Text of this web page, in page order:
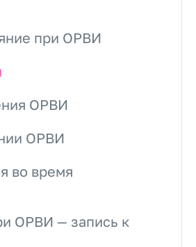
при ОРВИ
ОРВИ
ОРВИ
во время
ОРВИ — запись к